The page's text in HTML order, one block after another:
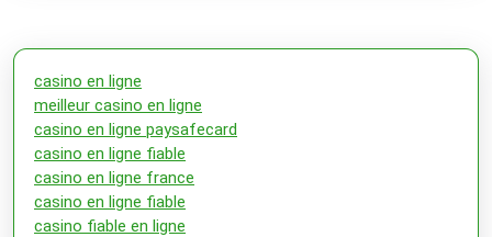
casino en ligne
meilleur casino en ligne
casino en ligne paysafecard
casino en ligne fiable
casino en ligne france
casino en ligne fiable
casino fiable en ligne